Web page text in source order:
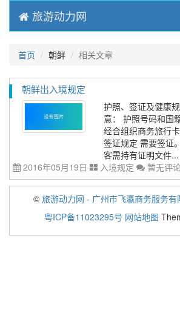
旅游动力网
首页 朝鲜 相关文章
朝鲜出入境规定
护照、签证及健康
意： 护照号码和国
经合组织商务旅行
签证规定 需要签证
客需持有证明文件...
2016年05月19日
入境规定 暂无评
© 旅游动力网 - 广州市飞瀛商务服务有
粤ICP备11023295号 网站地图